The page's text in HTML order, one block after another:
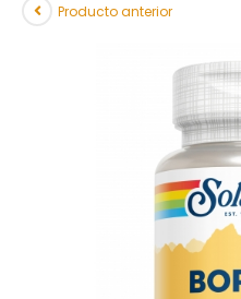
Producto anterior